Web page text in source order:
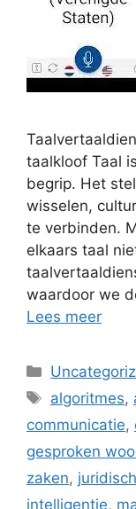
taalkloof Taal
begrip. Het
wisselen,
te verbinden.
elkaars taal
waardoor we
Lees meer
Categorieën
Tags
algoritmes,
communicatie,
gesproken
zaken,
intelligentie,